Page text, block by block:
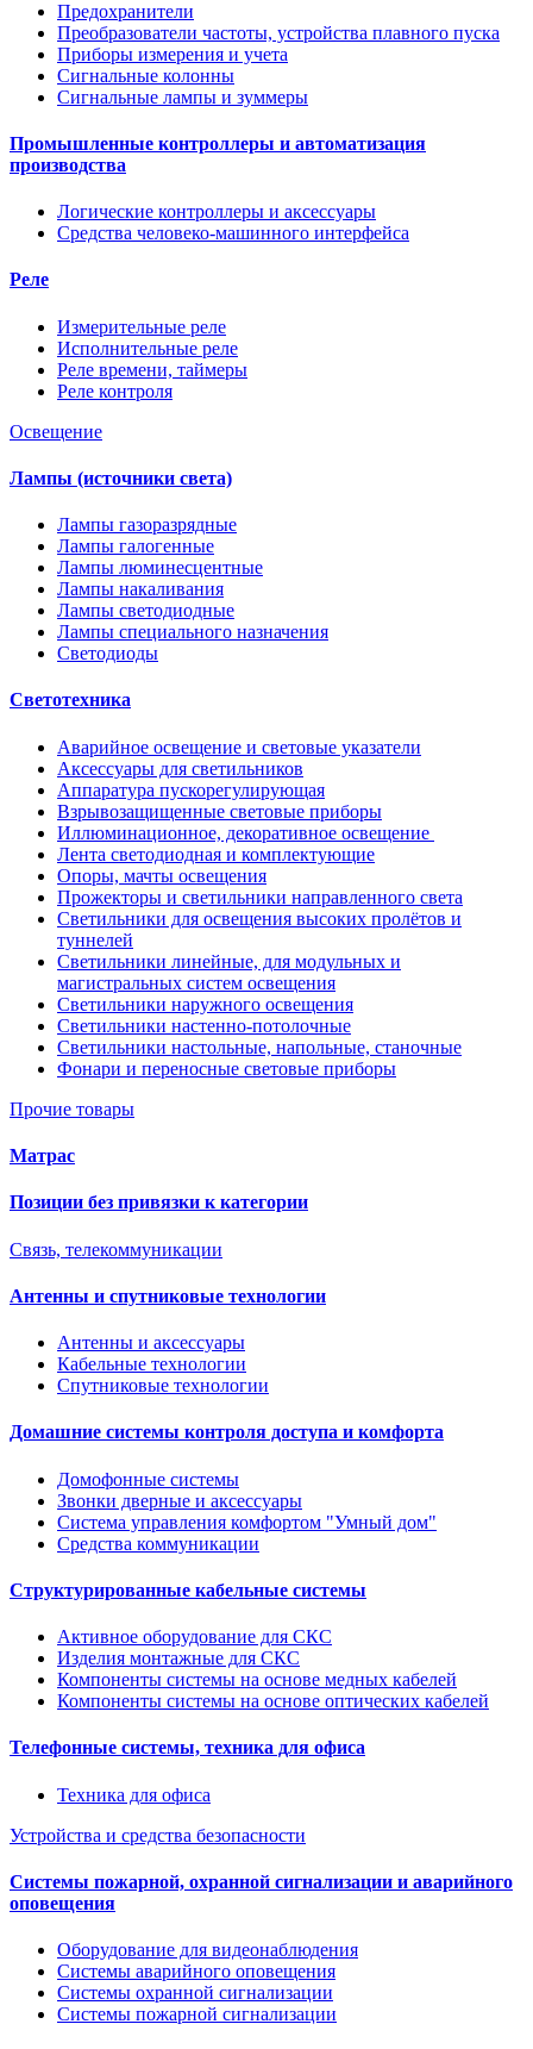
Предохранители
Преобразователи частоты, устройства плавного пуска
Приборы измерения и учета
Сигнальные колонны
Сигнальные лампы и зуммеры
Промышленные контроллеры и автоматизация
производства
Логические контроллеры и аксессуары
Средства человеко-машинного интерфейса
Реле
Измерительные реле
Исполнительные реле
Реле времени, таймеры
Реле контроля
Освещение
Лампы (источники света)
Лампы газоразрядные
Лампы галогенные
Лампы люминесцентные
Лампы накаливания
Лампы светодиодные
Лампы специального назначения
Светодиоды
Светотехника
Аварийное освещение и световые указатели
Аксессуары для светильников
Аппаратура пускорегулирующая
Взрывозащищенные световые приборы
Иллюминационное, декоративное освещение
Лента светодиодная и комплектующие
Опоры, мачты освещения
Прожекторы и светильники направленного света
Светильники для освещения высоких пролётов и
туннелей
Светильники линейные, для модульных и
магистральных систем освещения
Светильники наружного освещения
Светильники настенно-потолочные
Светильники настольные, напольные, станочные
Фонари и переносные световые приборы
Прочие товары
Матрас
Позиции без привязки к категории
Связь, телекоммуникации
Антенны и спутниковые технологии
Антенны и аксессуары
Кабельные технологии
Спутниковые технологии
Домашние системы контроля доступа и комфорта
Домофонные системы
Звонки дверные и аксессуары
Система управления комфортом "Умный дом"
Средства коммуникации
Структурированные кабельные системы
Активное оборудование для СКС
Изделия монтажные для СКС
Компоненты системы на основе медных кабелей
Компоненты системы на основе оптических кабелей
Телефонные системы, техника для офиса
Техника для офиса
Устройства и средства безопасности
Системы пожарной, охранной сигнализации и аварийного
оповещения
Оборудование для видеонаблюдения
Системы аварийного оповещения
Системы охранной сигнализации
Системы пожарной сигнализации